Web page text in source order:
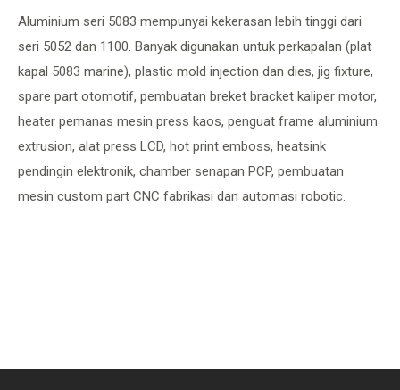
Aluminium seri 5083 mempunyai kekerasan lebih tinggi dari
seri 5052 dan 1100. Banyak digunakan untuk perkapalan (plat
kapal 5083 marine), plastic mold injection dan dies, jig fixture,
spare part otomotif, pembuatan breket bracket kaliper motor,
heater pemanas mesin press kaos, penguat frame aluminium
extrusion, alat press LCD, hot print emboss, heatsink
pendingin elektronik, chamber senapan PCP, pembuatan
mesin custom part CNC fabrikasi dan automasi robotic.